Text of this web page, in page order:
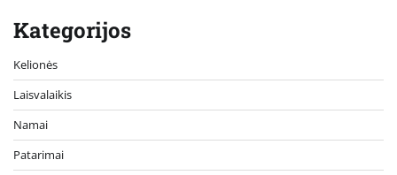
Kategorijos
Kelionės
Laisvalaikis
Namai
Patarimai